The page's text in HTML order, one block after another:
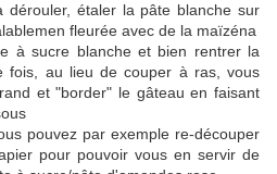
étaler la pâte blanche sur
fleurée avec de la maïzéna
à sucre blanche et bien rentrer la
fois, au lieu de couper à ras, vous
et "border" le gâteau en faisant
pouvez par exemple re-découper
pour pouvoir vous en servir de